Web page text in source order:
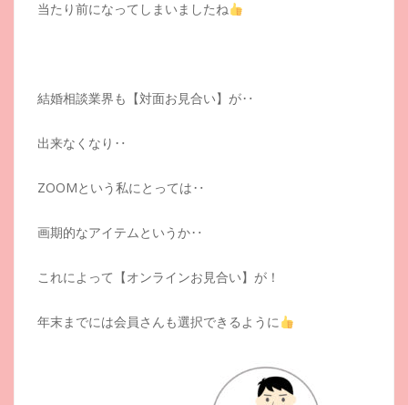
当たり前になってしまいましたね
結婚相談業界も【対面お見合い】が‥
出来なくなり‥
ZOOMという私にとっては‥
画期的なアイテムというか‥
これによって【オンラインお見合い】が！
年末までには会員さんも選択できるように